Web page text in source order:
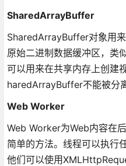
SharedArrayBuffer
SharedArrayBuffer对象用
原始二进制数据缓冲区，类
可以用来在共享内存上创建
haredArrayBuffer不能被分离
Web Worker
Web Worker为Web内容在
简单的方法。线程可以执行
他们可以使用